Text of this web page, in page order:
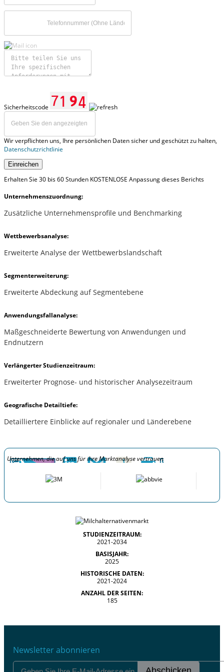
Sicherheitscode
Wir verpflichten uns, Ihre persönlichen Daten sicher und geschützt zu halten,
Datenschutzrichtlinie
Einreichen
Erhalten Sie 30 bis 60 Stunden KOSTENLOSE Anpassung dieses Berichts
Unternehmenszuordnung:
Zusätzliche Unternehmensprofile und Benchmarking
Wettbewerbsanalyse:
Erweiterte Analyse der Wettbewerbslandschaft
Segmenterweiterung:
Erweiterte Abdeckung auf Segmentebene
Anwendungsfallanalyse:
Maßgeschneiderte Bewertung von Anwendungen und
Endnutzern
Verlängerter Studienzeitraum:
Erweiterter Prognose- und historischer Analysezeitraum
Geografische Detailtiefe:
Detailliertere Einblicke auf regionaler und Länderebene
Unternehmen, die auf uns für ihre Marktanalyse vertrauen
STUDIENZEITRAUM:
2021-2034
BASISJAHR:
2025
HISTORISCHE DATEN:
2021-2024
ANZAHL DER SEITEN:
185
Newsletter abonnieren